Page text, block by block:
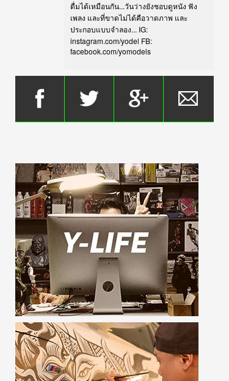
ดื่มได้เหมือนกัน...วันว่างยังชอบดูหนัง ฟัง
เพลง และที่ขาดไม่ได้คือวาดภาพ และ
ประกอบแบบจำลอง... IG:
instagram.com/yodel FB:
facebook.com/yomodels